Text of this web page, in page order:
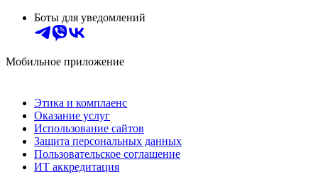
Боты для уведомлений
Мобильное приложение
Этика и комплаенс
Оказание услуг
Использование сайтов
Защита персональных данных
Пользовательское соглашение
ИТ аккредитация